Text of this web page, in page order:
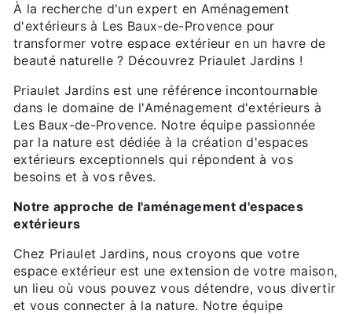
À la recherche d'un expert en Aménagement
d'extérieurs à Les Baux-de-Provence pour
transformer votre espace extérieur en un havre de
beauté naturelle ? Découvrez Priaulet Jardins !
Priaulet Jardins est une référence incontournable
dans le domaine de l'Aménagement d'extérieurs à
Les Baux-de-Provence. Notre équipe passionnée
par la nature est dédiée à la création d'espaces
extérieurs exceptionnels qui répondent à vos
besoins et à vos rêves.
Notre approche de l'aménagement d'espaces
extérieurs
Chez Priaulet Jardins, nous croyons que votre
espace extérieur est une extension de votre maison,
un lieu où vous pouvez vous détendre, vous divertir
et vous connecter à la nature. Notre équipe